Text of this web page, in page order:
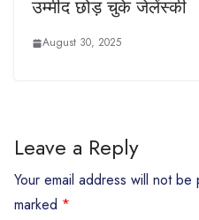
उम्मीद छोड़ चुके जेलेंस्की
August 30, 2025
Leave a Reply
Your email address will not be
marked *